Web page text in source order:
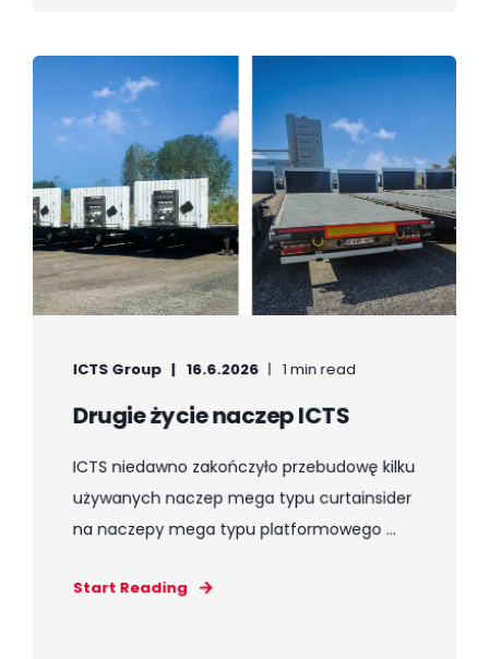
ICTS Group 16.6.2026 1 min read
Drugie życie naczep ICTS
ICTS niedawno zakończyło przebudowę kilku
używanych naczep mega typu curtainsider
na naczepy mega typu platformowego ...
Start Reading